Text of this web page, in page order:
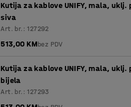
Kutija za kablove UNIFY, mala,
siva
Art. br.: 127292
513,00 KMbez PDV
Kutija za kablove UNIFY, mala,
bijela
Art. br.: 127293